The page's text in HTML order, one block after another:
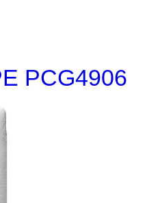
PCG4906